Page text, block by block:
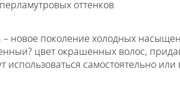
оттенков
новое поколение холодных
цвет окрашенных волос,
использоваться самостоятельно